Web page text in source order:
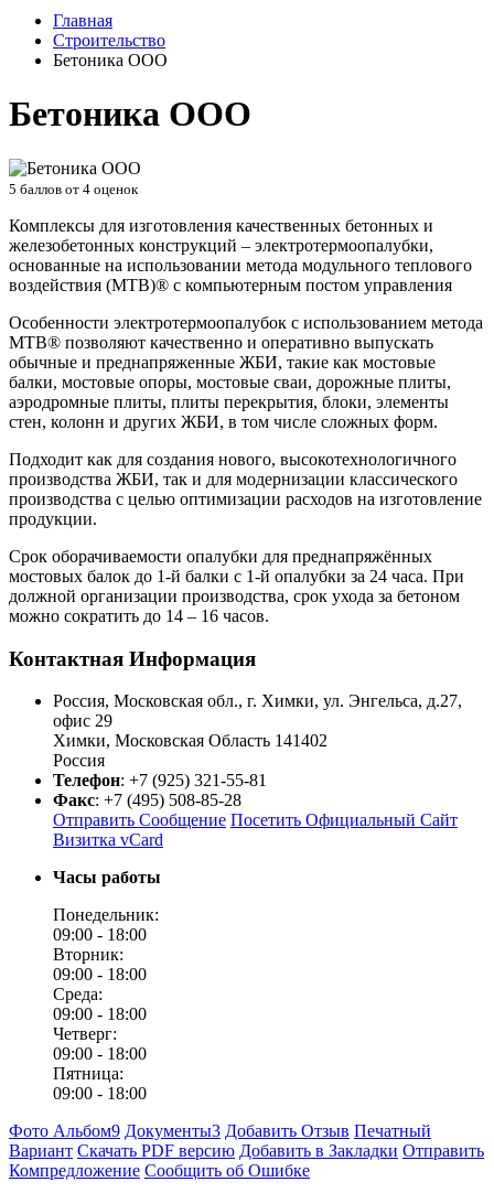
Главная
Строительство
Бетоника ООО
Бетоника ООО
5 баллов от 4 оценок
Комплексы для изготовления качественных бетонных и
железобетонных конструкций – электротермоопалубки,
основанные на использовании метода модульного теплового
воздействия (МТВ)® с компьютерным постом управления
Особенности электротермоопалубок с использованием метода
МТВ® позволяют качественно и оперативно выпускать
обычные и преднапряженные ЖБИ, такие как мостовые
балки, мостовые опоры, мостовые сваи, дорожные плиты,
аэродромные плиты, плиты перекрытия, блоки, элементы
стен, колонн и других ЖБИ, в том числе сложных форм.
Подходит как для создания нового, высокотехнологичного
производства ЖБИ, так и для модернизации классического
производства с целью оптимизации расходов на изготовление
продукции.
Срок оборачиваемости опалубки для преднапряжённых
мостовых балок до 1-й балки с 1-й опалубки за 24 часа. При
должной организации производства, срок ухода за бетоном
можно сократить до 14 – 16 часов.
Контактная Информация
Россия, Московская обл., г. Химки, ул. Энгельса, д.27,
офис 29
Химки, Московская Область 141402
Россия
Телефон: +7 (925) 321-55-81
Факс: +7 (495) 508-85-28
Отправить Сообщение Посетить Официальный Сайт
Визитка vCard
Часы работы
Понедельник:
09:00 - 18:00
Вторник:
09:00 - 18:00
Среда:
09:00 - 18:00
Четверг:
09:00 - 18:00
Пятница:
09:00 - 18:00
Фото Альбом9 Документы3 Добавить Отзыв Печатный
Вариант Скачать PDF версию Добавить в Закладки Отправить
Компредложение Сообщить об Ошибке